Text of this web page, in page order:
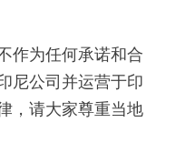
作为任何承诺和合
尼公司并运营于印
，请大家尊重当地